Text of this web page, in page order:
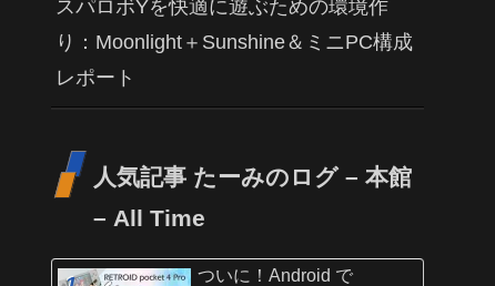
スパロボYを快適に遊ぶための環境作
り：Moonlight＋Sunshine＆ミニPC構成
レポート
人気記事 たーみのログ – 本館
– All Time
ついに！Android で